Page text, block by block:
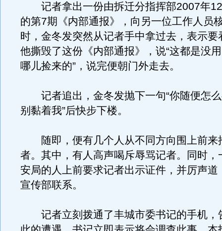
记者拿出一份由拆迁分指挥部2007年
的第7期《内部通报》，向另一位工作人员
时，金冬发突然从记者手中拿过去，表示要
他撕毁了这份《内部通报》，说“这都是没
哪儿捡来的”，说完便朝门外走去。
记者追出，金冬发抛下一句“你随便怎么
别黏着我”后快步下楼。
随即，便有几个人从不同方向围上前来
者。其中，有人高声喝斥辱骂记者。同时，
安局的人上前要求记者出示证件，并厉声道
宣传部联系。
记者立刻拨通了丰城市委书记的手机，